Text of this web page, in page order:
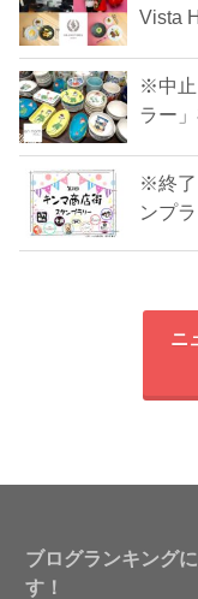
Vista
※中止
ラー
※終了
ンプ
ニ
ブログランキング
す！